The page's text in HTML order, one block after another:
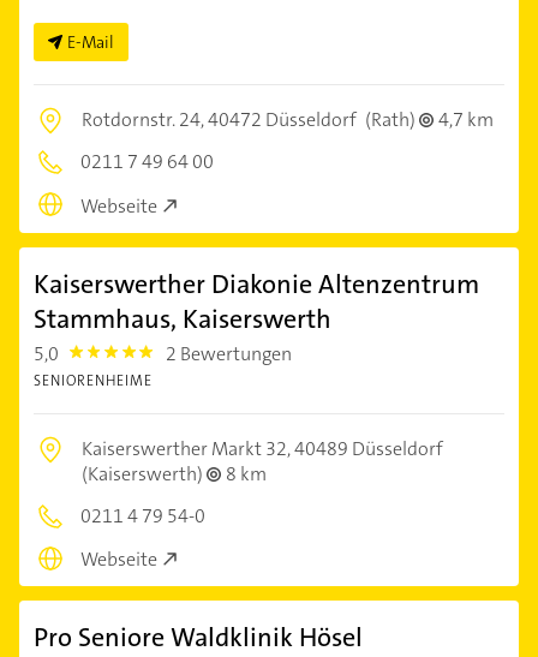
E-Mail
Rotdornstr. 24,40472 Düsseldorf (Rath)
4,7 km
0211 7 49 64 00
Webseite
Kaiserswerther Diakonie Altenzentrum
Stammhaus, Kaiserswerth
5,0 5.0 2 Bewertungen
SENIORENHEIME
Kaiserswerther Markt 32,40489 Düsseldorf
(Kaiserswerth)
8 km
0211 4 79 54-0
Webseite
Pro Seniore Waldklinik Hösel